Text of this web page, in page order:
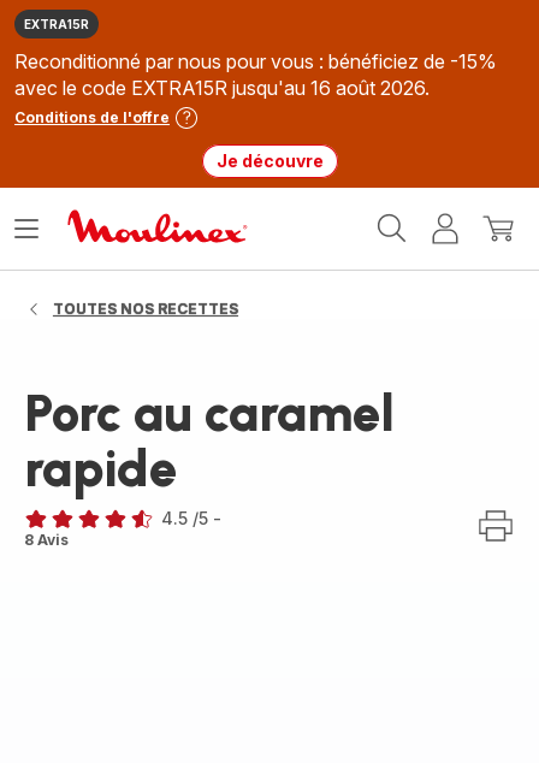
EXTRA15R
Reconditionné par nous pour vous : bénéficiez de -15%
avec le code EXTRA15R jusqu'au 16 août 2026.
Conditions de l'offre
Je découvre
MonMon
Ouvrir
TOUTES NOS RECETTES
Porc au caramel
rapide
ratings.4.5
4.5 /5 -
8 Avis